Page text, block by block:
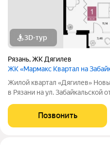
3D-тур
Рязань,ЖК Дягилев
ЖК «Мармакс Квартал на
Жилой квартал «Дягилев»
в Рязани на ул. Забайкальской
просторная, но одновременно
«Мармакс» задает
Позвонить